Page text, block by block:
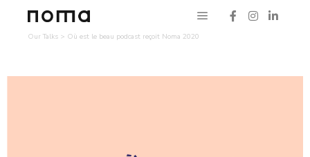
Our Talks > Où est le beau podcast reçoit Noma 2020